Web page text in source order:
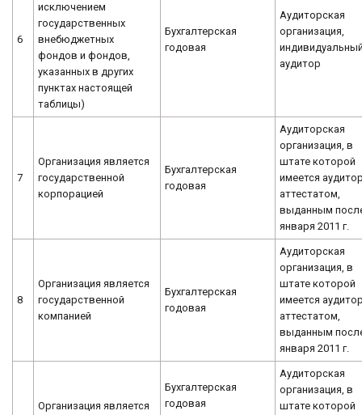
6
исключением
государственных
внебюджетных
фондов и фондов,
указанных в других
пунктах настоящей
таблицы)
Бухгалтерская
годовая
Аудиторская
организация,
аудитор
7
Организация является
государственной
корпорацией
Бухгалтерская
годовая
Аудиторская
организация, в
штате которой
имеется
аттестатом,
выданным
января 2011 г.
8
Организация является
государственной
компанией
Бухгалтерская
годовая
Аудиторская
организация, в
штате которой
имеется
аттестатом,
выданным
января 2011 г.
Организация является
Бухгалтерская
годовая
Аудиторская
организация, в
штате которой